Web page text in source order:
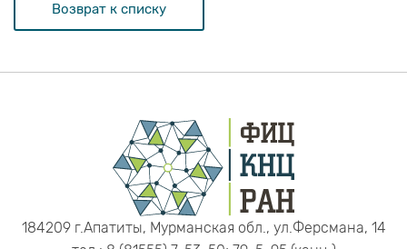
Возврат к списку
184209 г.Апатиты, Мурманская обл., ул.Ферсмана, 14